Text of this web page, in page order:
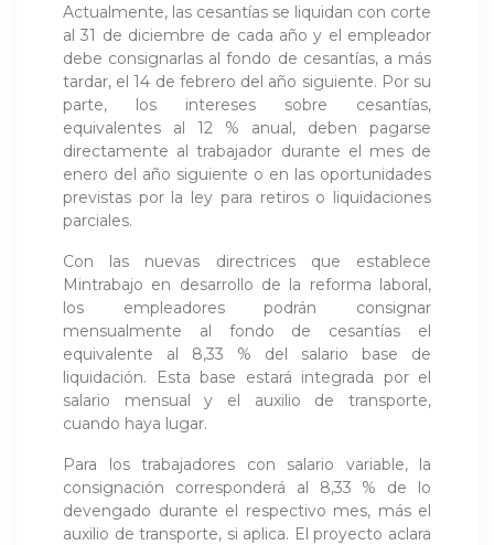
Actualmente, las cesantías se liquidan con corte
al 31 de diciembre de cada año y el empleador
debe consignarlas al fondo de cesantías, a más
tardar, el 14 de febrero del año siguiente. Por su
parte, los intereses sobre cesantías,
equivalentes al 12 % anual, deben pagarse
directamente al trabajador durante el mes de
enero del año siguiente o en las oportunidades
previstas por la ley para retiros o liquidaciones
parciales.
Con las nuevas directrices que establece
Mintrabajo en desarrollo de la reforma laboral,
los empleadores podrán consignar
mensualmente al fondo de cesantías el
equivalente al 8,33 % del salario base de
liquidación. Esta base estará integrada por el
salario mensual y el auxilio de transporte,
cuando haya lugar.
Para los trabajadores con salario variable, la
consignación corresponderá al 8,33 % de lo
devengado durante el respectivo mes, más el
auxilio de transporte, si aplica. El proyecto aclara